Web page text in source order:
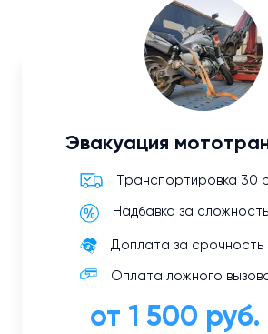
Эвакуация
Транспортировка 30
Надбавка за
Доплата за срочность
Оплата ложного
от 1 500